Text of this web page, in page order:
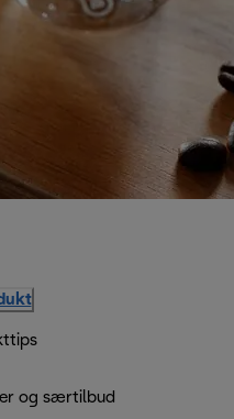
og særtilbud